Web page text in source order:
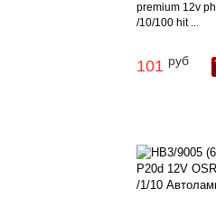
premium 12v
/10/100 hit ...
101 руб